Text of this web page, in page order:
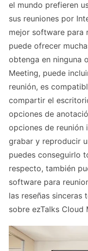
el mundo prefieren
sus reuniones por
mejor software para
puede ofrecer
obtenga en ninguna
Meeting, puede
reunión, es
compartir el
opciones de
opciones de reunión
grabar y reproducir
puedes conseguirlo
respecto, también
software para
las reseñas sinceras
sobre ezTalks Cloud